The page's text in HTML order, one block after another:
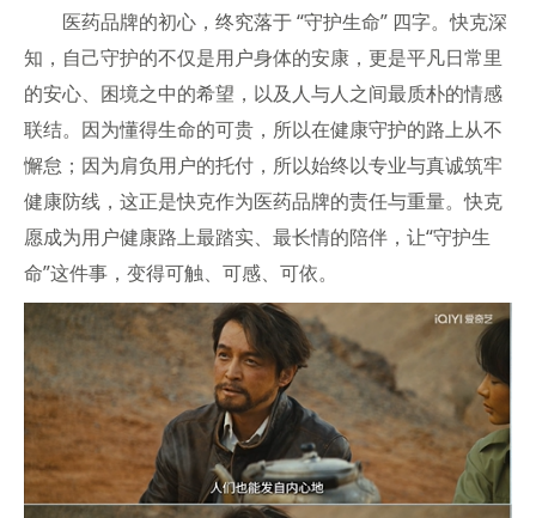
医药品牌的初心，终究落于 “守护生命” 四字。快克深
知，自己守护的不仅是用户身体的安康，更是平凡日常里
的安心、困境之中的希望，以及人与人之间最质朴的情感
联结。因为懂得生命的可贵，所以在健康守护的路上从不
懈怠；因为肩负用户的托付，所以始终以专业与真诚筑牢
健康防线，这正是快克作为医药品牌的责任与重量。快克
愿成为用户健康路上最踏实、最长情的陪伴，让“守护生
命”这件事，变得可触、可感、可依。